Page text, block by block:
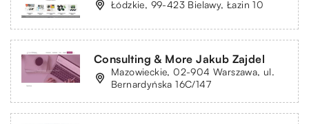
Łódzkie, 99-423 Bielawy, Łazin 10
Consulting & More Jakub Zajdel
Mazowieckie, 02-904 Warszawa, ul.
Bernardyńska 16C/147